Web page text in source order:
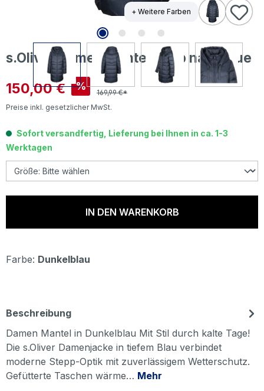
+ Weitere Farben
s.Oliver Damen Mantel deep navy blue
Verkaufspreis:
150,00 € %
169,99 €*
Preise inkl. gesetzlicher MwSt.
Sofort versandfertig, Lieferung bei Ihnen in ca. 1-3
Werktagen
IN DEN WARENKORB
Farbe: Dunkelblau
Beschreibung
Damen Mantel in Dunkelblau Mit Stil durch kalte Tage!
Die s.Oliver Damenjacke in tiefem Blau verbindet
moderne Stepp-Optik mit zuverlässigem Wetterschutz.
Gefütterte Taschen wärme… Mehr